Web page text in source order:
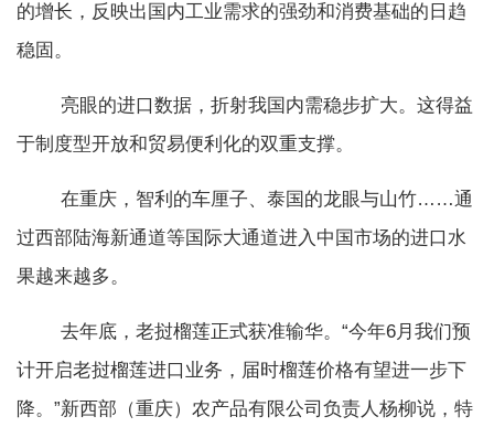
的增长，反映出国内工业需求的强劲和消费基础的日趋
稳固。
亮眼的进口数据，折射我国内需稳步扩大。这得益
于制度型开放和贸易便利化的双重支撑。
在重庆，智利的车厘子、泰国的龙眼与山竹……通
过西部陆海新通道等国际大通道进入中国市场的进口水
果越来越多。
去年底，老挝榴莲正式获准输华。“今年6月我们预
计开启老挝榴莲进口业务，届时榴莲价格有望进一步下
降。”新西部（重庆）农产品有限公司负责人杨柳说，特